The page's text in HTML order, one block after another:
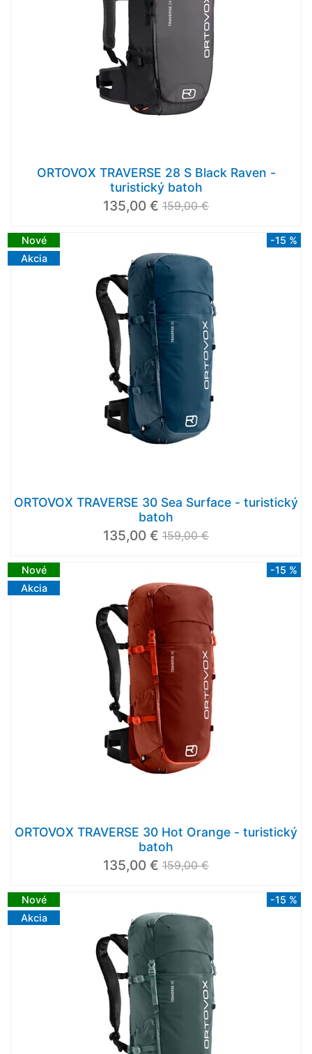
ORTOVOX TRAVERSE 28 S Black Raven -
turistický batoh
135,00 € 159,00 €
Nové
Akcia
-15 %
ORTOVOX TRAVERSE 30 Sea Surface - turistický
batoh
135,00 € 159,00 €
Nové
Akcia
-15 %
ORTOVOX TRAVERSE 30 Hot Orange - turistický
batoh
135,00 € 159,00 €
Nové
Akcia
-15 %